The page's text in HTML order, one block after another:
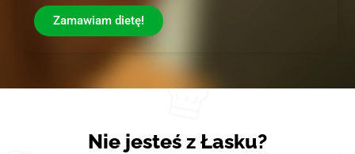
Zamawiam dietę!
Nie jesteś z Łasku?